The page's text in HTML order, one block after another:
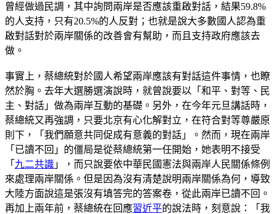
曾經做過民調，其中詢問兩岸是否應該重啟對話，結果59.8%
的人支持，只有20.5%的人反對；也就是說大多數國人認為重
啟對話對於兩岸關係的改善會有幫助，而且支持政府應該去
做。
事實上，蔡總統對於國人希望兩岸應該有對話這件事情，也瞭
然於胸。去年大選勝選演說時，就曾說要以「和平、對等、民
主、對話」做為兩岸互動的基礎。另外，在今年元旦講話時，
蔡總統又再強調，只要北京有心化解對立，在符合對等尊嚴原
則下，「我們願意共同促成有意義的對話」。然而，現在兩岸
「已讀不回」的僵局是從蔡總統第一任開始，她表明不接受
「 九二共識 」，而只說要依中華民國憲法與兩岸人民關係條例
來處理兩岸關係。但是因為沒有清楚說明兩岸關係為何，導致
大陸方面說這是張沒有填答完的答案卷，從此兩岸已讀不回。
再加上兩年前，蔡總統在回應習近平的說法時，刻意說：「我